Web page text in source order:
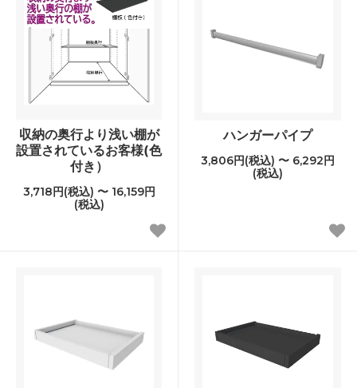
収納の奥行より浅い棚が
設置されているお客様(色
付き）
3,718円(税込) 〜 16,159円
(税込)
ハンガーパイプ
3,806円(税込) 〜 6,292円
(税込)